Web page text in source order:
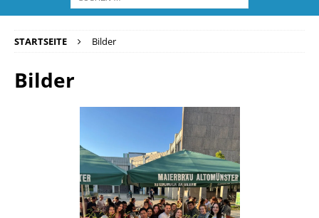
STARTSEITE Bilder
Bilder